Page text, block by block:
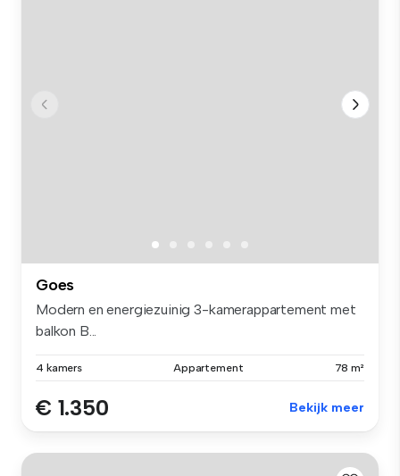
Goes
Modern en energiezuinig 3-kamerappartement met
balkon B...
4 kamers Appartement 78 m²
€ 1.350 Bekijk meer